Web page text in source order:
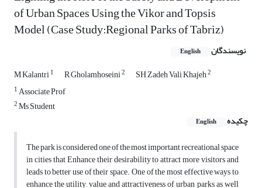
of Urban Spaces Using the Vikor and Topsis
Model (Case Study:Regional Parks of Tabriz)
نویسندگان English
M Kalantri1 R Gholamhoseini2 SH Zadeh Vali Khajeh2
1Associate Prof
2Ms Student
چکیده
English
The park is considered one of the most important recreational space
in cities that Enhance their desirability to attract more visitors and
leads to better use of their space. One of the most effective ways to
enhance the utility, value and attractiveness of urban parks as well